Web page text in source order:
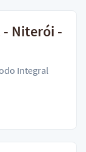
- Niterói -
Integral